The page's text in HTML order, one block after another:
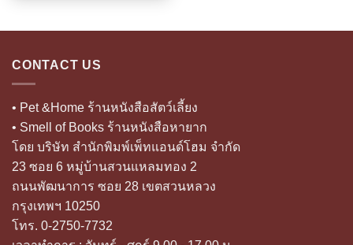
CONTACT US
• Pet &Home ร้านหนังสือสัตว์เลี้ยง
• Smell of Books ร้านหนังสือหายาก
โดย บริษัท สำนักพิมพ์เพ็ทแอนด์โฮม จำกัด
23 ซอย 6 หมู่บ้านสวนแหลมทอง 2
ถนนพัฒนาการ ซอย 28 เขตสวนหลวง
กรุงเทพฯ 10250
โทร. 0-2750-7732